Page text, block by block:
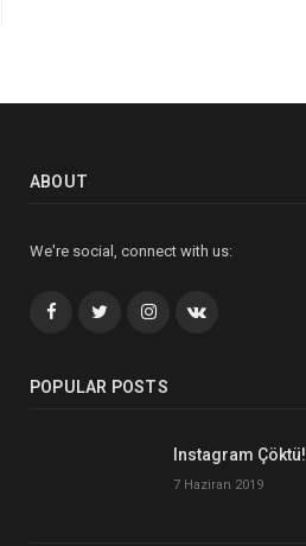
ABOUT
We're social, connect with us:
FacebookTwitterİnstagram+
VK
POPULAR POSTS
Instagram Çöktü!
7 Haziran 2019